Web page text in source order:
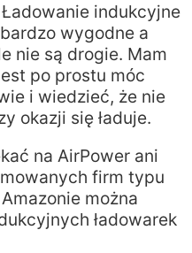
indukcyjne
wygodne a
nie są drogie. Mam
po prostu móc
i wiedzieć, że nie
okazji się ładuje.
na AirPower ani
firm typu
można
ładowarek